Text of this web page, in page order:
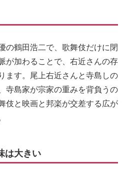
の鶴田浩二で、歌舞伎だけに閉
が加わることで、右近さんの存
ます。尾上右近さんと寺島しの
寺島家が宗家の重みを背負うの
伎と映画と邦楽が交差する広が
は大きい